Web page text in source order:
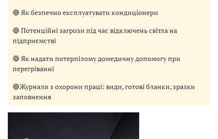
🔵 Як безпечно експлуатувати кондиціонери
🔵 Потенційні загрози під час відключень світла на
підприємстві
🔵 Як надати потерпілому домедичну допомогу при
перегріванні
🔵Журнали з охорони праці: види, готові бланки, зразки
заповнення